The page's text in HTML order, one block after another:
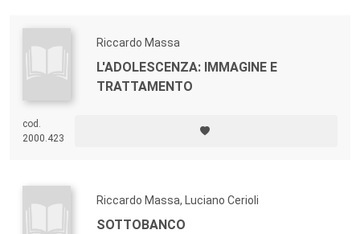
Riccardo Massa
L'ADOLESCENZA: IMMAGINE E
TRATTAMENTO
cod.
2000.423
Riccardo Massa, Luciano Cerioli
SOTTOBANCO